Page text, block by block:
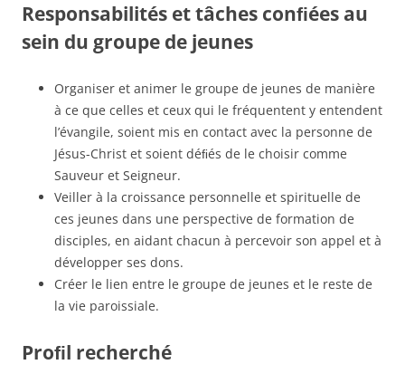
Responsabilités et tâches conﬁées au
sein du groupe de jeunes
Organiser et animer le groupe de jeunes de manière
à ce que celles et ceux qui le fréquentent y entendent
l’évangile, soient mis en contact avec la personne de
Jésus-Christ et soient déﬁés de le choisir comme
Sauveur et Seigneur.
Veiller à la croissance personnelle et spirituelle de
ces jeunes dans une perspective de formation de
disciples, en aidant chacun à percevoir son appel et à
développer ses dons.
Créer le lien entre le groupe de jeunes et le reste de
la vie paroissiale.
Proﬁl recherché